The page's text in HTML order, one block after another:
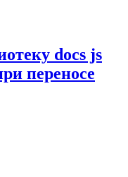
docs js
переносе